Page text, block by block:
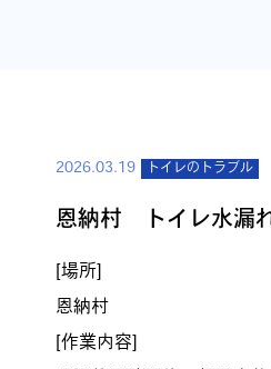
2026.03.19 トイレのトラブル
恩納村 トイレ水漏
[場所]
恩納村
[作業内容]